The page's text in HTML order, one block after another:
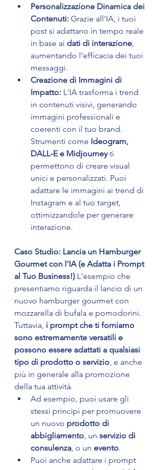
Personalizzazione Dinamica dei
Contenuti: Grazie all'IA, i tuoi
post si adattano in tempo reale
in base ai dati di interazione,
aumentando l'efficacia dei tuoi
messaggi.
Creazione di Immagini di
Impatto: L'IA trasforma i trend
in contenuti visivi, generando
immagini professionali e
coerenti con il tuo brand.
Strumenti come Ideogram,
DALL-E e Midjourney ti
permettono di creare visual
unici e personalizzati. Puoi
adattare le immagini ai trend di
Instagram e al tuo target,
ottimizzandole per generare
interazione.
Caso Studio: Lancia un Hamburger
Gourmet con l'IA (e Adatta i Prompt
al Tuo Business!) L'esempio che
presentiamo riguarda il lancio di un
nuovo hamburger gourmet con
mozzarella di bufala e pomodorini.
Tuttavia, i prompt che ti forniamo
sono estremamente versatili e
possono essere adattati a qualsiasi
tipo di prodotto o servizio, e anche
più in generale alla promozione
della tua attività.
Ad esempio, puoi usare gli
stessi principi per promuovere
un nuovo prodotto di
abbigliamento, un servizio di
consulenza, o un evento.
Puoi anche adattare i prompt